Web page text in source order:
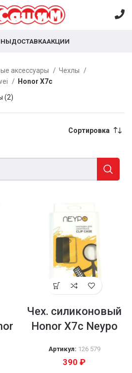
ДОСТАВКААКЦИИ
аксессуары
Чехлы
Honor X7c
(2)
Сортировка
Чех. силиконовый
Honor X7c Neypo
Артикул: 126 579
390 ₽